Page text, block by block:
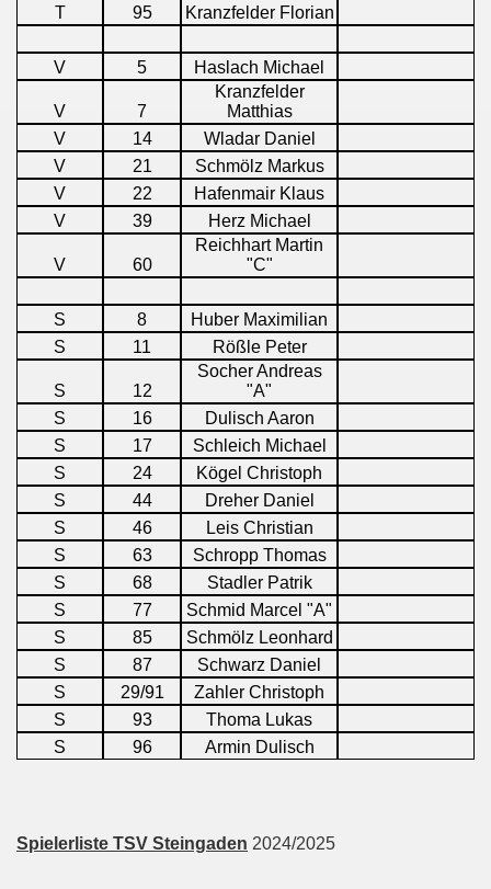
T 95 Kranzfelder Florian
V 5 Haslach Michael
V 7
Kranzfelder
Matthias
V
14
Wladar Daniel
V
21
Schmölz Markus
V
22
Hafenmair Klaus
V
39 Herz Michael
V 60
Reichhart Martin
"C"
S 8
Huber Maximilian
S
11 Rößle Peter
S 12
Socher Andreas
"A"
S
16
Dulisch Aaron
S
17
Schleich Michael
S
24
Kögel Christoph
S
44
Dreher Daniel
S
46
Leis Christian
S
63
Schropp Thomas
S
68
Stadler Patrik
S
77
Schmid Marcel "A"
S
85
Schmölz Leonhard
S
87
Schwarz Daniel
S
29/91
Zahler Christoph
S
93
Thoma Lukas
S
96 Armin Dulisch
Spielerliste TSV Steingaden 2024/2025